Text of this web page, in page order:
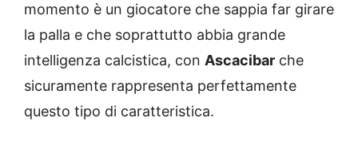
momento è un giocatore che sappia far girare
la palla e che soprattutto abbia grande
intelligenza calcistica, con Ascacibar che
sicuramente rappresenta perfettamente
questo tipo di caratteristica.